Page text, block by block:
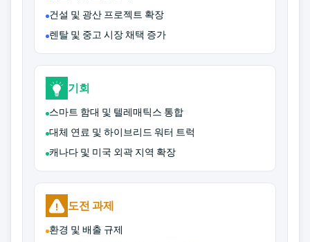
건설 및 광산 프로젝트 확장
렌탈 및 중고 시장 채택 증가
기회
스마트 함대 및 텔레매틱스 통합
대체 연료 및 하이브리드 워터 트럭
캐나다 및 미국 외곽 지역 확장
도전 과제
환경 및 배출 규제